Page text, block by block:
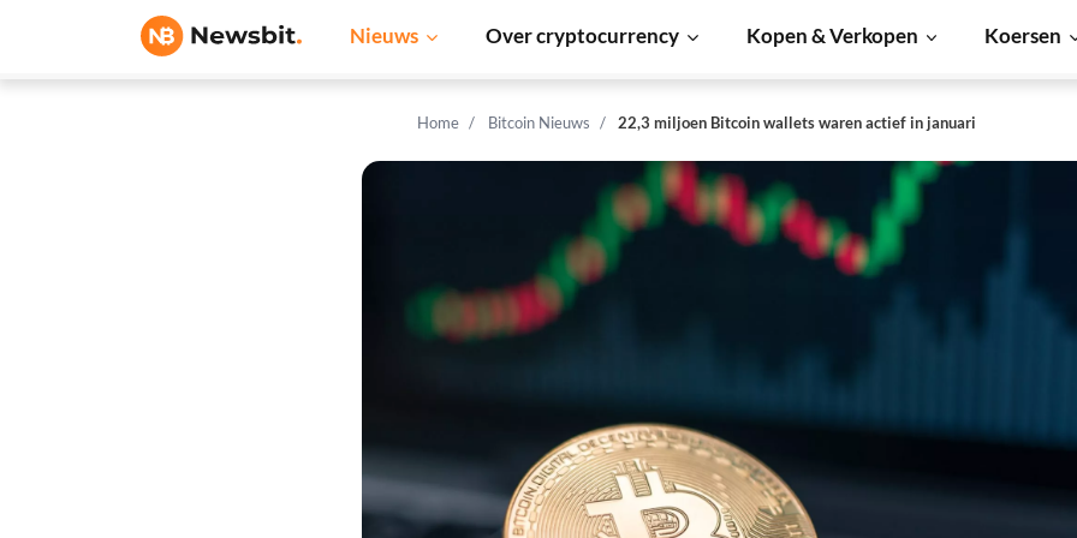
Nieuws Over cryptocurrency Kopen & Verkopen Koersen
Home Bitcoin Nieuws 22,3 miljoen Bitcoin wallets waren actief in januari